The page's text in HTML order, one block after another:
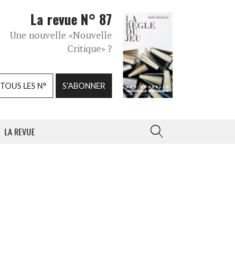
La revue N° 87
Une nouvelle «Nouvelle
Critique» ?
TOUS LES N° S'ABONNER
LA REVUE